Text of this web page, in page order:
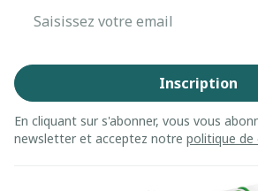
Inscription
En cliquant sur s'abonner, vous vous
newsletter et acceptez notre politique